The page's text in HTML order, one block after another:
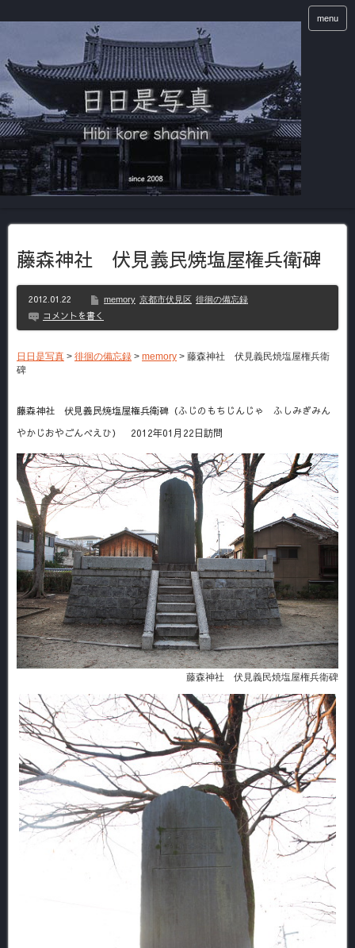
menu
藤森神社 伏見義民焼塩屋権兵衛碑
2012.01.22 memory 京都市伏見区 徘徊の備忘録
コメントを書く
日日是写真 > 徘徊の備忘録 > memory > 藤森神社 伏見義民焼塩屋権兵衛
碑
藤森神社 伏見義民焼塩屋権兵衛碑（ふじのもちじんじゃ ふしみぎみん
やかじおやごんべえひ） 2012年01月22日訪問
藤森神社 伏見義民焼塩屋権兵衛碑